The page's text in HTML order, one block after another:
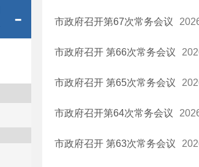
市政府召开第67次常务会议
市政府召开 第66次常务会议
市政府召开 第65次常务会议
市政府召开第64次常务会议
市政府召开 第63次常务会议